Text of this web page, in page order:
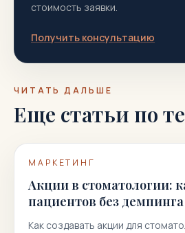
стоимость заявки.
Получить консультацию
ЧИТАТЬ ДАЛЬШЕ
Еще статьи по
МАРКЕТИНГ
Акции в стоматологии:
пациентов без демпинга
Как создавать акции для